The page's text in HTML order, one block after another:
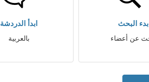
بدء البحث
عن أعضاء
ابدأ الدردشة
بالعربية